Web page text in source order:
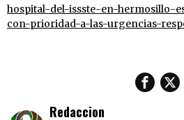
hospital-del-issste-en-hermosillo-
con-prioridad-a-las-urgencias-
Redaccion